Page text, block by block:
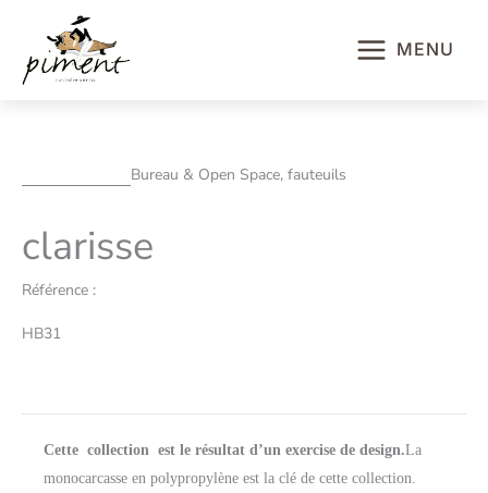
contenu
MENU
Bureau & Open Space, fauteuils
clarisse
Référence :
HB31
Cette collection est le résultat d’un exercise de design.La
monocarcasse en polypropylène est la clé de cette collection.